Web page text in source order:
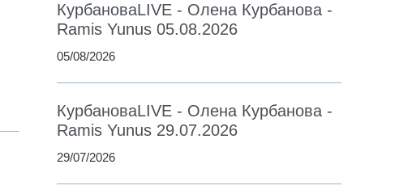
КурбановаLIVE - Олена Курбанова -
Ramis Yunus 05.08.2026
05/08/2026
КурбановаLIVE - Олена Курбанова -
Ramis Yunus 29.07.2026
29/07/2026